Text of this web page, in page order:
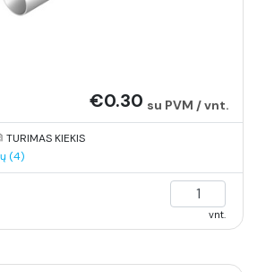
€0.30 su PVM / vnt.
TURIMAS KIEKIS
(4)
vnt.